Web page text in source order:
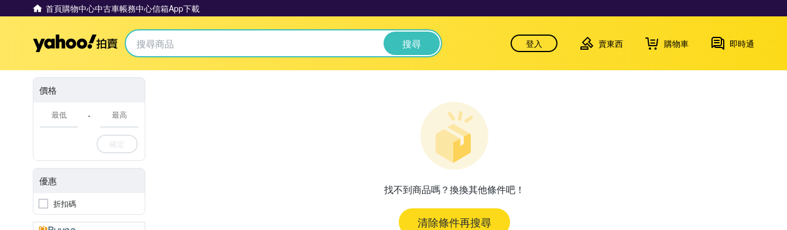
首頁購物中心中古車帳務中心信箱App下載
Yahoo拍賣 搜尋 登入 賣東西 購物車 即時通
價格
-
確定
優惠
折扣碼
找不到商品嗎？換換其他條件吧！
清除條件再搜尋